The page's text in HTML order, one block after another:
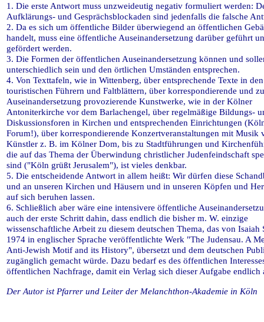
1. Die erste Antwort muss unzweideutig negativ formuliert werden:
Aufklärungs- und Gesprächsblockaden sind jedenfalls die falsche
2. Da es sich um öffentliche Bilder überwiegend an öffentlichen
handelt, muss eine öffentliche Auseinandersetzung darüber geführt
gefördert werden.
3. Die Formen der öffentlichen Auseinandersetzung können und
unterschiedlich sein und den örtlichen Umständen entsprechen.
4. Von Texttafeln, wie in Wittenberg, über entsprechende Texte in den
touristischen Führern und Faltblättern, über korrespondierende und
Auseinandersetzung provozierende Kunstwerke, wie in der Kölner
Antoniterkirche vor dem Barlachengel, über regelmäßige Bildungs-
Diskussionsforen in Kirchen und entsprechenden Einrichtungen
Forum!), über korrespondierende Konzertveranstaltungen mit Musik
Künstler z. B. im Kölner Dom, bis zu Stadtführungen und
die auf das Thema der Überwindung christlicher Judenfeindschaft
sind ("Köln grüßt Jerusalem"), ist vieles denkbar.
5. Die entscheidende Antwort in allem heißt: Wir dürfen diese
und an unseren Kirchen und Häusern und in unseren Köpfen und
auf sich beruhen lassen.
6. Schließlich aber wäre eine intensivere öffentliche
auch der erste Schritt dahin, dass endlich die bisher m. W. einzige
wissenschaftliche Arbeit zu diesem deutschen Thema, das von Isaiah
1974 in englischer Sprache veröffentlichte Werk "The Judensau. A
Anti-Jewish Motif and its History", übersetzt und dem deutschen
zugänglich gemacht würde. Dazu bedarf es des öffentlichen
öffentlichen Nachfrage, damit ein Verlag sich dieser Aufgabe endlich
Der Autor ist Pfarrer und Leiter der Melanchthon-Akademie in Köln